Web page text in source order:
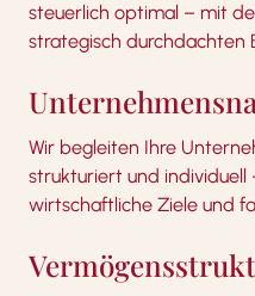
steuerlich optimal – mit
strategisch durchdachten
Wir begleiten Ihre
strukturiert und
wirtschaftliche Ziele und